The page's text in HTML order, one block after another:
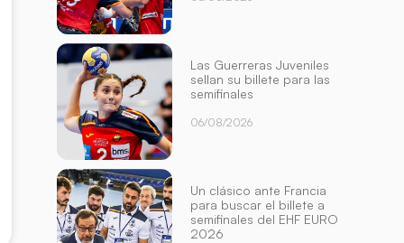
Las Guerreras Juveniles
sellan su billete para las
semifinales
06/08/2026
Un clásico ante Francia
para buscar el billete a
semifinales del EHF EURO
2026